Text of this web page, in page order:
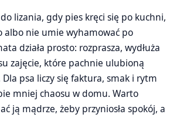
lizania, gdy pies kręci się po kuchni,
albo nie umie wyhamować po
działa prosto: rozprasza, wydłuża
zajęcie, które pachnie ulubioną
psa liczy się faktura, smak i rytm
mniej chaosu w domu. Warto
ją mądrze, żeby przyniosła spokój, a